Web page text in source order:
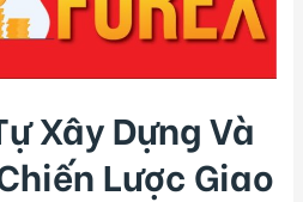
Xây Dựng Và
Lược Giao